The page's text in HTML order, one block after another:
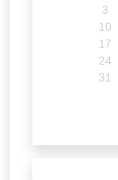
3
10
17
24
31